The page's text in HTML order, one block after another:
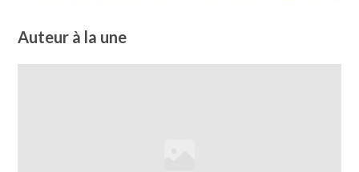
Auteur à la une